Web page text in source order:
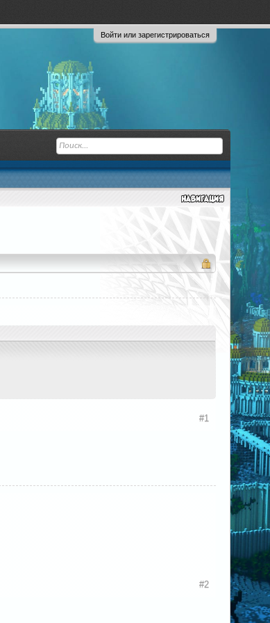
Войти или зарегистрироваться
#1
#2